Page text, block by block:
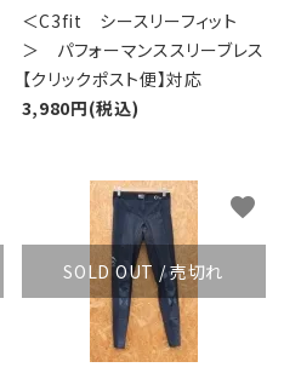
＜C3fit シースリーフィット
＞ パフォーマンススリーブレス
【クリックポスト便】対応
3,980円(税込)
SOLD OUT / 売切れ
favorite